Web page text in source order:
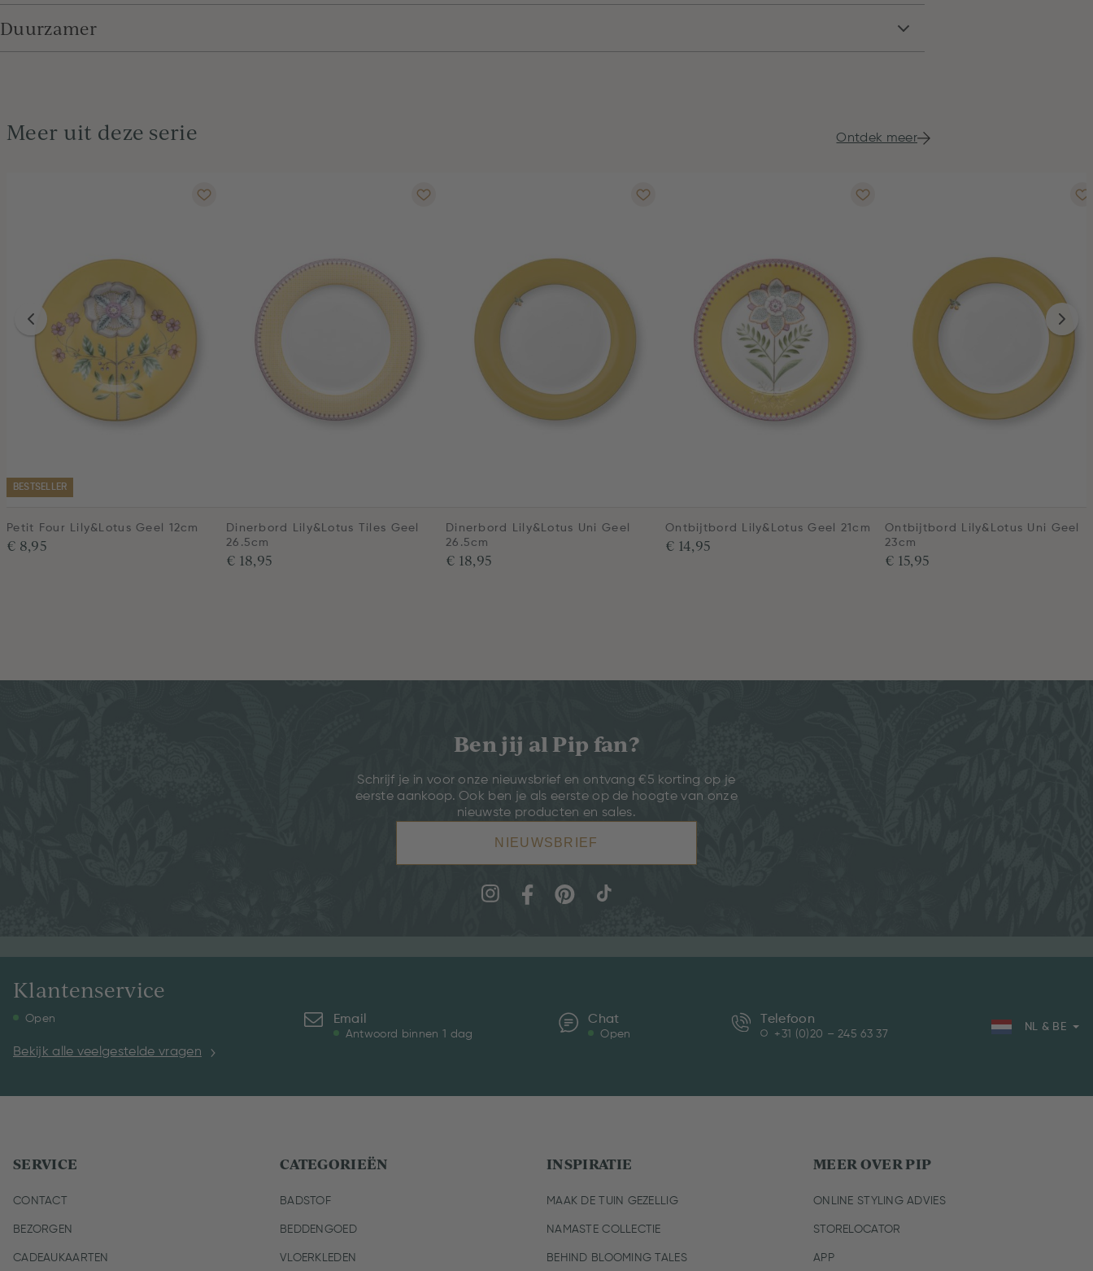
Duurzamer
Meer uit deze serie Ontdek meer
BESTSELLER
Petit Four Lily&Lotus Geel 12cm
€ 8,95
Dinerbord Lily&Lotus Tiles Geel
26.5cm
€ 18,95
Dinerbord Lily&Lotus Uni Geel
26.5cm
€ 18,95
Ontbijtbord Lily&Lotus Geel 21cm
€ 14,95
Ontbijtbord Lily&Lotus Uni Geel
23cm
€ 15,95
Ben jij al Pip fan?
Schrijf je in voor onze nieuwsbrief en ontvang €5 korting op je
eerste aankoop. Ook ben je als eerste op de hoogte van onze
nieuwste producten en sales.
NIEUWSBRIEF
Klantenservice
Open
Bekijk alle veelgestelde vragen
Email
Antwoord binnen 1 dag
Chat
Open
Telefoon
+31 (0)20 – 245 63 37
NL & BE
SERVICE
CONTACT
BEZORGEN
CADEAUKAARTEN
CATEGORIEËN
BADSTOF
BEDDENGOED
VLOERKLEDEN
INSPIRATIE
MAAK DE TUIN GEZELLIG
NAMASTE COLLECTIE
BEHIND BLOOMING TALES
MEER OVER PIP
ONLINE STYLING ADVIES
STORELOCATOR
APP